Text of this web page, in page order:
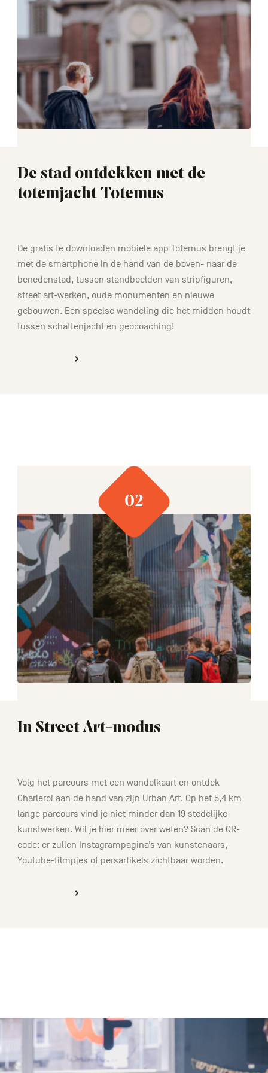
De stad ontdekken met de
totemjacht Totemus
De gratis te downloaden mobiele app Totemus brengt je
met de smartphone in de hand van de boven- naar de
benedenstad, tussen standbeelden van stripfiguren,
street art-werken, oude monumenten en nieuwe
gebouwen. Een speelse wandeling die het midden houdt
tussen schattenjacht en geocoaching!
In Street Art-modus
Volg het parcours met een wandelkaart en ontdek
Charleroi aan de hand van zijn Urban Art. Op het 5,4 km
lange parcours vind je niet minder dan 19 stedelijke
kunstwerken. Wil je hier meer over weten? Scan de QR-
code: er zullen Instagrampagina’s van kunstenaars,
Youtube-filmpjes of persartikels zichtbaar worden.